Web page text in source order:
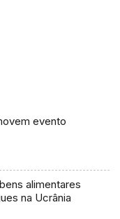
evento
alimentares
na Ucrânia